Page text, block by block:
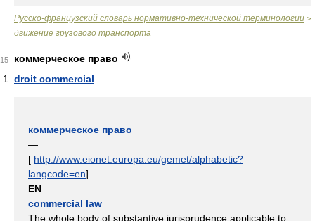
Русско-французский словарь нормативно-технической терминологии >
движение грузового транспорта
15
коммерческое право
droit commercial
коммерческое право
—
[ http://www.eionet.europa.eu/gemet/alphabetic?
langcode=en]
EN
commercial law
The whole body of substantive jurisprudence applicable to